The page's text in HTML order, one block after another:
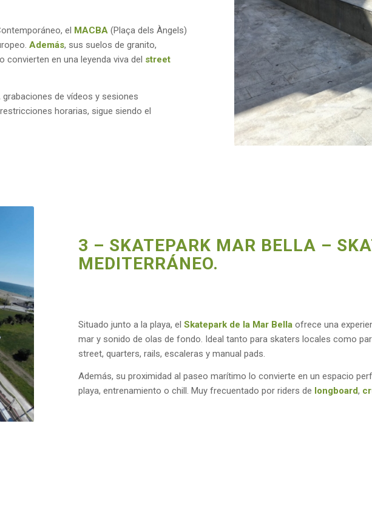
el MACBA (Plaça dels Àngels)
. Además, sus suelos de granito,
en una leyenda viva del street
de vídeos y sesiones
horarias, sigue siendo el
3 – SKATEPARK MAR BELLA –
MEDITERRÁNEO.
Situado junto a la playa, elSkatepark de la Mar Bella ofrece una
mar y sonido de olas de fondo. Ideal tanto para skaters locales como
street, quarters, rails, escaleras y manual pads.
Además, su proximidad al paseo marítimo lo convierte en un espacio
playa, entrenamiento o chill. Muy frecuentado por riders de longboard,